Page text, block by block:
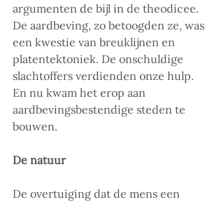
argumenten de bijl in de theodicee.
De aardbeving, zo betoogden ze, was
een kwestie van breuklijnen en
platentektoniek. De onschuldige
slachtoffers verdienden onze hulp.
En nu kwam het erop aan
aardbevingsbestendige steden te
bouwen.
De natuur
De overtuiging dat de mens een